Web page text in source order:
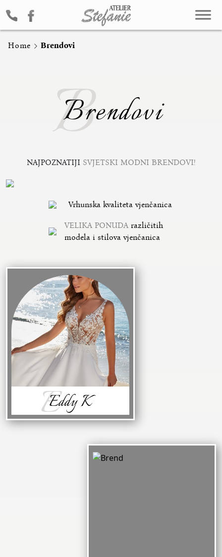
Home Brendovi
B
Brendovi
NAJPOZNATIJI SVJETSKI MODNI BRENDOVI!
Vrhunska kvaliteta vjenčanica
VELIKA PONUDA različitih
modela i stilova vjenčanica
E
Eddy K